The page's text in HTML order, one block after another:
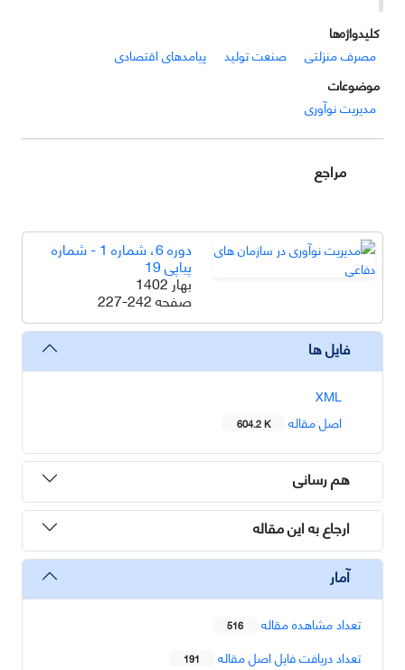
کلیدواژه‌ها
مصرف منزلتی
صنعت تولید
پیامدهای اقتصادی
موضوعات
مدیریت نوآوری
مراجع
دوره 6، شماره 1 - شماره
پیاپی 19
بهار 1402
صفحه227-242
فایل ها
XML
اصل مقاله
604.2 K
هم رسانی
ارجاع به این مقاله
آمار
تعداد مشاهده مقاله 516
تعداد دریافت فایل اصل مقاله 191